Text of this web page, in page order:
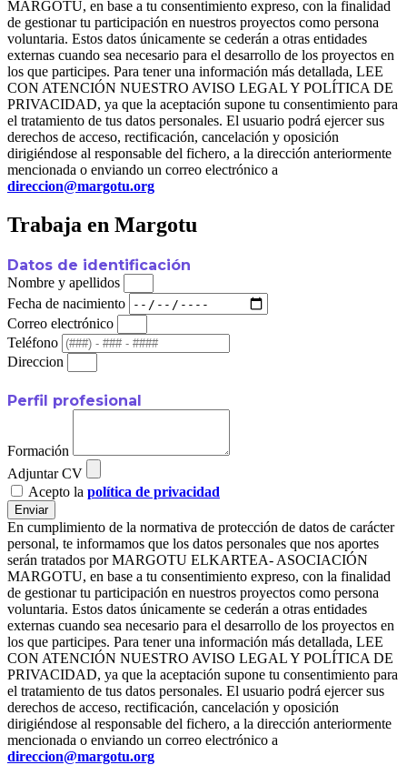
MARGOTU, en base a tu consentimiento expreso, con la finalidad
de gestionar tu participación en nuestros proyectos como persona
voluntaria. Estos datos únicamente se cederán a otras entidades
externas cuando sea necesario para el desarrollo de los proyectos en
los que participes. Para tener una información más detallada, LEE
CON ATENCIÓN NUESTRO AVISO LEGAL Y POLÍTICA DE
PRIVACIDAD, ya que la aceptación supone tu consentimiento para
el tratamiento de tus datos personales. El usuario podrá ejercer sus
derechos de acceso, rectificación, cancelación y oposición
dirigiéndose al responsable del fichero, a la dirección anteriormente
mencionada o enviando un correo electrónico a
direccion@margotu.org
Trabaja en Margotu
Datos de identificación
Nombre y apellidos
Fecha de nacimiento
Correo electrónico
Teléfono
Direccion
Perfil profesional
Formación
Adjuntar CV
Acepto la política de privacidad
Enviar
En cumplimiento de la normativa de protección de datos de carácter
personal, te informamos que los datos personales que nos aportes
serán tratados por MARGOTU ELKARTEA- ASOCIACIÓN
MARGOTU, en base a tu consentimiento expreso, con la finalidad
de gestionar tu participación en nuestros proyectos como persona
voluntaria. Estos datos únicamente se cederán a otras entidades
externas cuando sea necesario para el desarrollo de los proyectos en
los que participes. Para tener una información más detallada, LEE
CON ATENCIÓN NUESTRO AVISO LEGAL Y POLÍTICA DE
PRIVACIDAD, ya que la aceptación supone tu consentimiento para
el tratamiento de tus datos personales. El usuario podrá ejercer sus
derechos de acceso, rectificación, cancelación y oposición
dirigiéndose al responsable del fichero, a la dirección anteriormente
mencionada o enviando un correo electrónico a
direccion@margotu.org